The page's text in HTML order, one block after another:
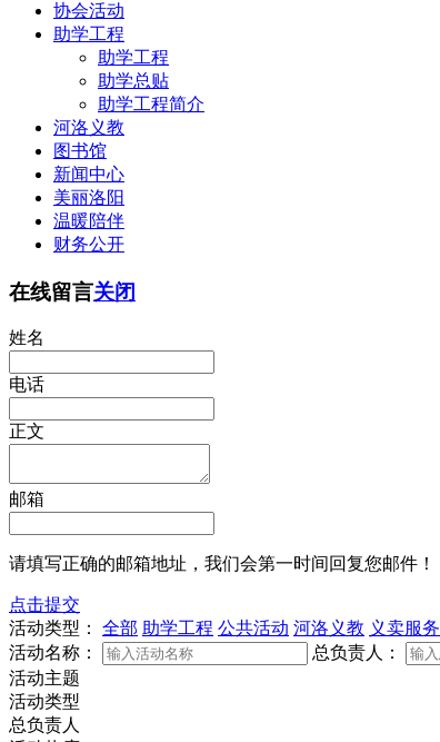
协会活动
助学工程
助学工程
助学总贴
助学工程简介
河洛义教
图书馆
新闻中心
美丽洛阳
温暖陪伴
财务公开
在线留言关闭
姓名
电话
正文
邮箱
请填写正确的邮箱地址，我们会第一时间回复您邮件！
点击提交
活动类型：
全部 助学工程 公共活动 河洛义教 义卖服务
活动名称：
总负责人：
活动主题
活动类型
总负责人